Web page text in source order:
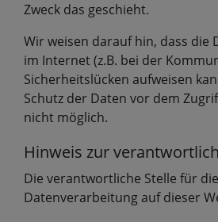
Zweck das geschieht.
Wir weisen darauf hin, dass die
im Internet (z.B. bei der
Sicherheitslücken aufweisen
Schutz der Daten vor dem
nicht möglich.
Hinweis zur
Die verantwortliche Stelle für die
Datenverarbeitung auf dieser